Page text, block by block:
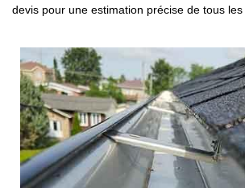
devis pour une estimation précise de tous les